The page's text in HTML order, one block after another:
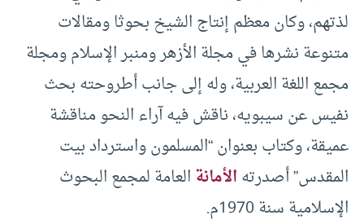
لذتهم، وكان معظم إنتاج الشيخ بحوثا ومقالات
متنوعة نشرها في مجلة الأزهر ومنبر الإسلام ومجلة
مجمع اللغة العربية، وله إلى جانب أطروحته بحث
نفيس عن سيبويه، ناقش فيه آراء النحو مناقشة
عميقة، وكتاب بعنوان “المسلمون واسترداد بيت
المقدس” أصدرتهالأمانةالعامة لمجمع البحوث
الإسلامية سنة 1970م.